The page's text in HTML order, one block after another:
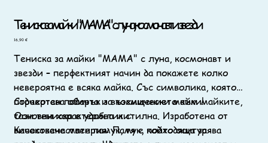
Тениска за майки "МАМА" с луна, космонавт и звезди
Цена
16,90 €
Тениска за майки "МАМА" с луна, космонавт и
звезди – перфектният начин да покажете колко
невероятна е всяка майка. Със символика, която
подчертава обичта и възхищението към майките,
тази тениска е удобна и стилна. Изработена от
висококачествен памук, тя е подходяща за
Страхотен подарък за космически майки!
Основни характеристики:
Качествена материя: Памук, който осигурява